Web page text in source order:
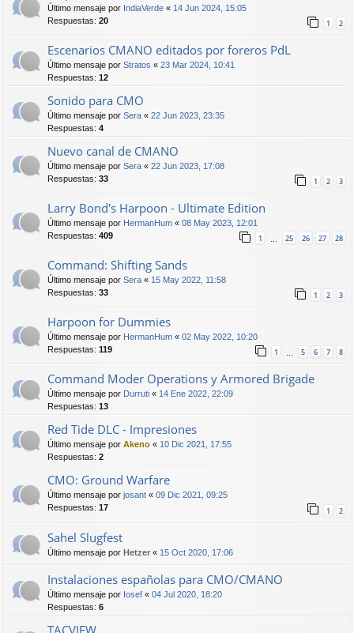
Último mensaje por IndiaVerde « 14 Jun 2024, 15:05
Respuestas: 20 1 2
Escenarios CMANO editados por foreros PdL
Último mensaje por Stratos « 23 Mar 2024, 10:41
Respuestas: 12
Sonido para CMO
Último mensaje por Sera « 22 Jun 2023, 23:35
Respuestas: 4
Nuevo canal de CMANO
Último mensaje por Sera « 22 Jun 2023, 17:08
Respuestas: 33 1 2 3
Larry Bond's Harpoon - Ultimate Edition
Último mensaje por HermanHum « 08 May 2023, 12:01
Respuestas: 409 1 … 25 26 27 28
Command: Shifting Sands
Último mensaje por Sera « 15 May 2022, 11:58
Respuestas: 33 1 2 3
Harpoon for Dummies
Último mensaje por HermanHum « 02 May 2022, 10:20
Respuestas: 119 1 … 5 6 7 8
Command Moder Operations y Armored Brigade
Último mensaje por Durruti « 14 Ene 2022, 22:09
Respuestas: 13
Red Tide DLC - Impresiones
Último mensaje por Akeno « 10 Dic 2021, 17:55
Respuestas: 2
CMO: Ground Warfare
Último mensaje por josant « 09 Dic 2021, 09:25
Respuestas: 17 1 2
Sahel Slugfest
Último mensaje por Hetzer « 15 Oct 2020, 17:06
Instalaciones españolas para CMO/CMANO
Último mensaje por Iosef « 04 Jul 2020, 18:20
Respuestas: 6
TACVIEW